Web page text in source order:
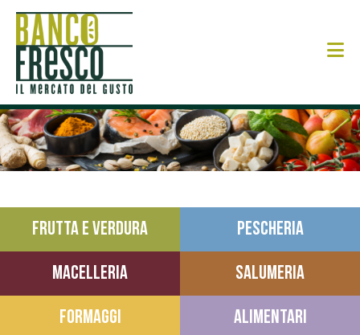
FRUTTA E VERDURA PESCHERIA
MACELLERIA SALUMERIA
FORMAGGI ALIMENTARI